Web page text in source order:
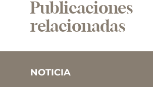
Publicaciones
relacionadas
NOTICIA